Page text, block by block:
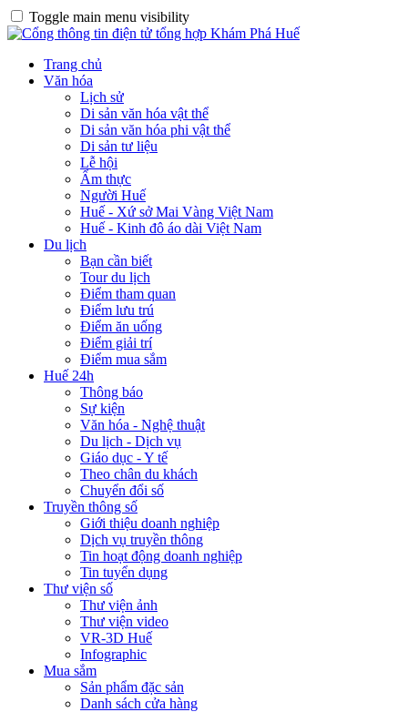
Toggle main menu visibility
Trang chủ
Văn hóa
Lịch sử
Di sản văn hóa vật thể
Di sản văn hóa phi vật thể
Di sản tư liệu
Lễ hội
Ẩm thực
Người Huế
Huế - Xứ sở Mai Vàng Việt Nam
Huế - Kinh đô áo dài Việt Nam
Du lịch
Bạn cần biết
Tour du lịch
Điểm tham quan
Điểm lưu trú
Điểm ăn uống
Điểm giải trí
Điểm mua sắm
Huế 24h
Thông báo
Sự kiện
Văn hóa - Nghệ thuật
Du lịch - Dịch vụ
Giáo dục - Y tế
Theo chân du khách
Chuyển đổi số
Truyền thông số
Giới thiệu doanh nghiệp
Dịch vụ truyền thông
Tin hoạt động doanh nghiệp
Tin tuyển dụng
Thư viện số
Thư viện ảnh
Thư viện video
VR-3D Huế
Infographic
Mua sắm
Sản phẩm đặc sản
Danh sách cửa hàng